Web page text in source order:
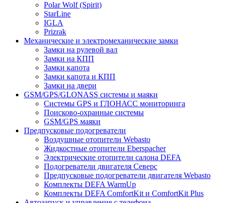
Polar Wolf (Spirit)
StarLine
IGLA
Prizrak
Механические и электромеханические замки
Замки на рулевой вал
Замки на КПП
Замки капота
Замки капота и КПП
Замки на двери
GSM/GPS/GLONASS системы и маяки
Системы GPS и ГЛОНАСС мониторинга
Поисково-охранные системы
GSM/GPS маяки
Предпусковые подогреватели
Воздушные отопители Webasto
Жидкостные отопители Eberspacher
Электрические отопители салона DEFA
Подогреватели двигателя Северс
Предпусковые подогреватели двигателя Webasto
Комплекты DEFA WarmUp
Комплекты DEFA ComfortKit и ComfortKit Plus